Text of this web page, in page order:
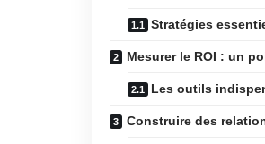
Stratégies
Mesurer le ROI : un
Les outils
Construire des